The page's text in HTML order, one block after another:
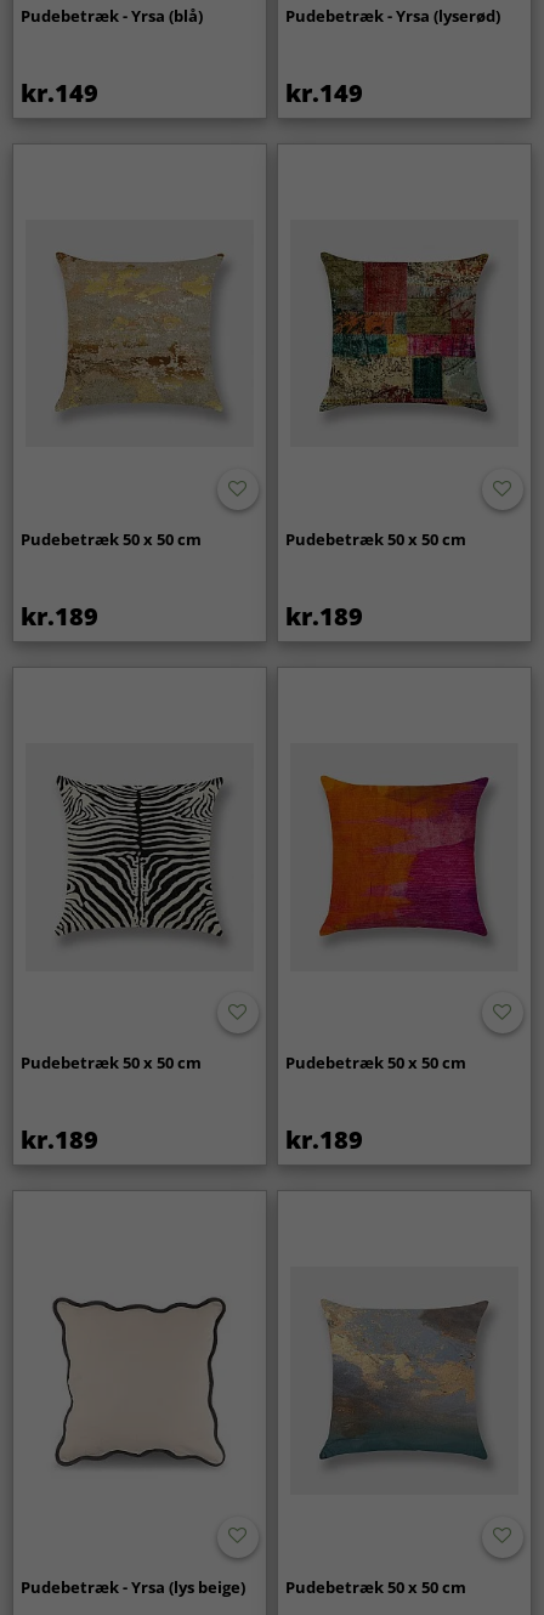
Pudebetræk - Yrsa (blå)
kr.149
Pudebetræk - Yrsa (lyserød)
kr.149
Pudebetræk 50 x 50 cm
kr.189
Pudebetræk 50 x 50 cm
kr.189
Pudebetræk 50 x 50 cm
kr.189
Pudebetræk 50 x 50 cm
kr.189
Pudebetræk - Yrsa (lys beige) Pudebetræk 50 x 50 cm